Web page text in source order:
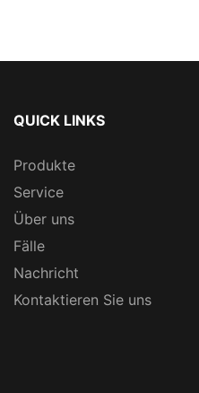
QUICK LINKS
Produkte
Service
Über uns
Fälle
Nachricht
Kontaktieren Sie uns